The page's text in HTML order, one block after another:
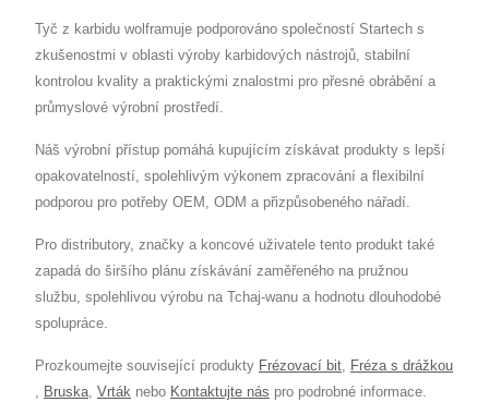
Tyč z karbidu wolframuje podporováno společností Startech s
zkušenostmi v oblasti výroby karbidových nástrojů, stabilní
kontrolou kvality a praktickými znalostmi pro přesné obrábění a
průmyslové výrobní prostředí.
Náš výrobní přístup pomáhá kupujícím získávat produkty s lepší
opakovatelností, spolehlivým výkonem zpracování a flexibilní
podporou pro potřeby OEM, ODM a přizpůsobeného nářadí.
Pro distributory, značky a koncové uživatele tento produkt také
zapadá do širšího plánu získávání zaměřeného na pružnou
službu, spolehlivou výrobu na Tchaj-wanu a hodnotu dlouhodobé
spolupráce.
Prozkoumejte související produkty Frézovací bit, Fréza s drážkou
, Bruska, Vrták nebo Kontaktujte nás pro podrobné informace.